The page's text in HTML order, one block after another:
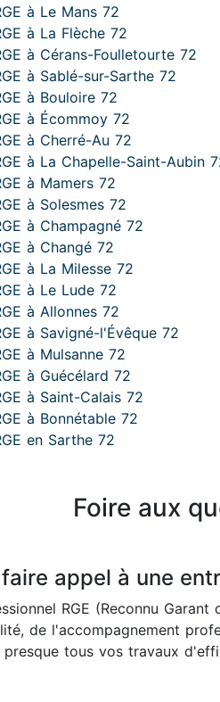
à Le Mans 72
à La Flèche 72
à Cérans-Foulletourte 72
à Sablé-sur-Sarthe 72
à Bouloire 72
à Écommoy 72
à Cherré-Au 72
à La Chapelle-Saint-Aubin
à Mamers 72
à Solesmes 72
à Champagné 72
à Changé 72
à La Milesse 72
à Le Lude 72
à Allonnes 72
à Savigné-l'Évêque 72
à Mulsanne 72
à Guécélard 72
à Saint-Calais 72
à Bonnétable 72
en Sarthe 72
Foire aux
appel à une
RGE (Reconnu
de l'accompagnement
tous vos travaux